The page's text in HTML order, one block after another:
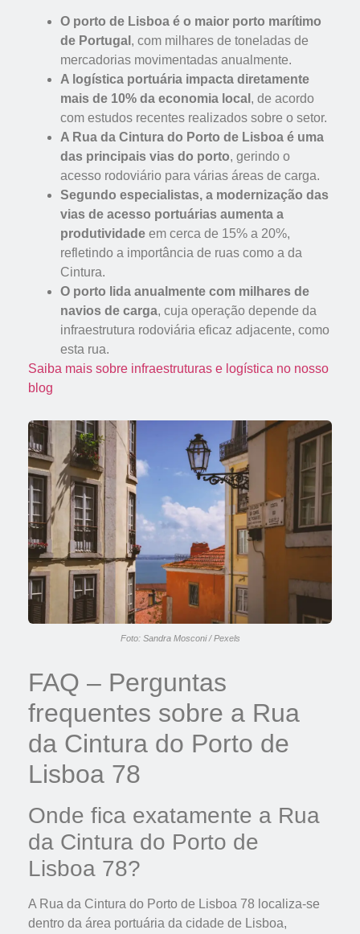
O porto de Lisboa é o maior porto marítimo
de Portugal , com milhares de toneladas de
mercadorias movimentadas anualmente.
A logística portuária impacta diretamente
mais de 10% da economia local , de acordo
com estudos recentes realizados sobre o setor.
A Rua da Cintura do Porto de Lisboa é uma
das principais vias do porto, gerindo o
acesso rodoviário para várias áreas de carga.
Segundo especialistas, a modernização das
vias de acesso portuárias aumenta a
produtividade em cerca de 15% a 20%,
refletindo a importância de ruas como a da
Cintura.
O porto lida anualmente com milhares de
navios de carga, cuja operação depende da
infraestrutura rodoviária eficaz adjacente, como
esta rua.
Saiba mais sobre infraestruturas e logística no nosso
blog
Foto: Sandra Mosconi / Pexels
FAQ – Perguntas
frequentes sobre a Rua
da Cintura do Porto de
Lisboa 78
Onde fica exatamente a Rua
da Cintura do Porto de
Lisboa 78?
A Rua da Cintura do Porto de Lisboa 78 localiza-se
dentro da área portuária da cidade de Lisboa,